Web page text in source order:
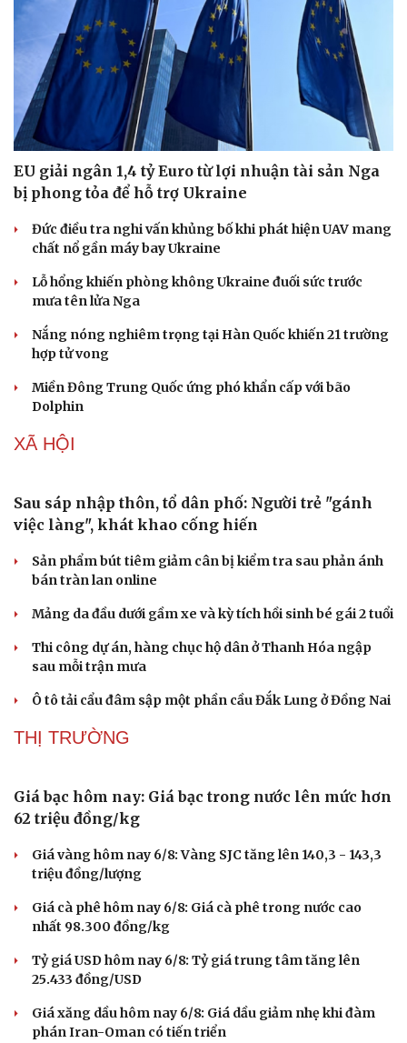
Sức khỏe
Dinh dưỡng - món ngon
Cây thuốc
Sản phụ khoa
Nhi khoa
Nam khoa
Làm đẹp - giảm cân
Ăn sạch sống khỏe
Đời sống
Tình yêu - Gia đình
EU giải ngân 1,4 tỷ Euro từ lợi nhuận tài sản Nga
bị phong tỏa để hỗ trợ Ukraine
Đức điều tra nghi vấn khủng bố khi phát hiện UAV mang
chất nổ gần máy bay Ukraine
Lỗ hổng khiến phòng không Ukraine đuối sức trước
mưa tên lửa Nga
Nắng nóng nghiêm trọng tại Hàn Quốc khiến 21 trường
hợp tử vong
Miền Đông Trung Quốc ứng phó khẩn cấp với bão
Dolphin
XÃ HỘI
Sau sáp nhập thôn, tổ dân phố: Người trẻ "gánh
Mảng da đầu dưới gầm xe và kỳ tích hồi sinh bé gái 2 tuổi
sau mỗi trận mưa
THỊ TRƯỜNG